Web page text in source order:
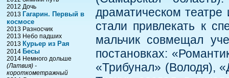
2012 Дочь
2013 Гагарин. Первый в
космосе
2013 Разносчик
2013 Небо падших
2013 Курьер из Рая
2014 Бесы
2014 Немного дольше
(Латвия) -
короткометражный
драматическом театре
стали привлекать к
мальчик совмещал
постановках:
«Трибунал» (Володя),